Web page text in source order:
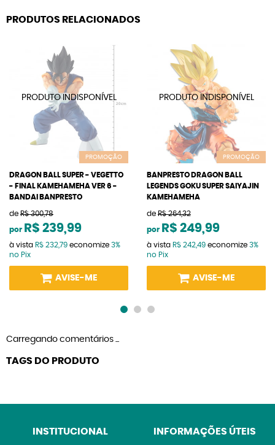
PRODUTOS RELACIONADOS
PROMOÇÃO
DRAGON BALL SUPER - VEGETTO
- FINAL KAMEHAMEHA VER 6 -
BANDAI BANPRESTO
de R$ 300,78
por R$ 239,99
à vista R$ 232,79 economize 3%
no Pix
AVISE-ME
PROMOÇÃO
BANPRESTO DRAGON BALL
LEGENDS GOKU SUPER SAIYAJIN
KAMEHAMEHA
de R$ 264,32
por R$ 249,99
à vista R$ 242,49 economize 3%
no Pix
AVISE-ME
Carregando comentários ...
TAGS DO PRODUTO
INSTITUCIONAL INFORMAÇÕES ÚTEIS